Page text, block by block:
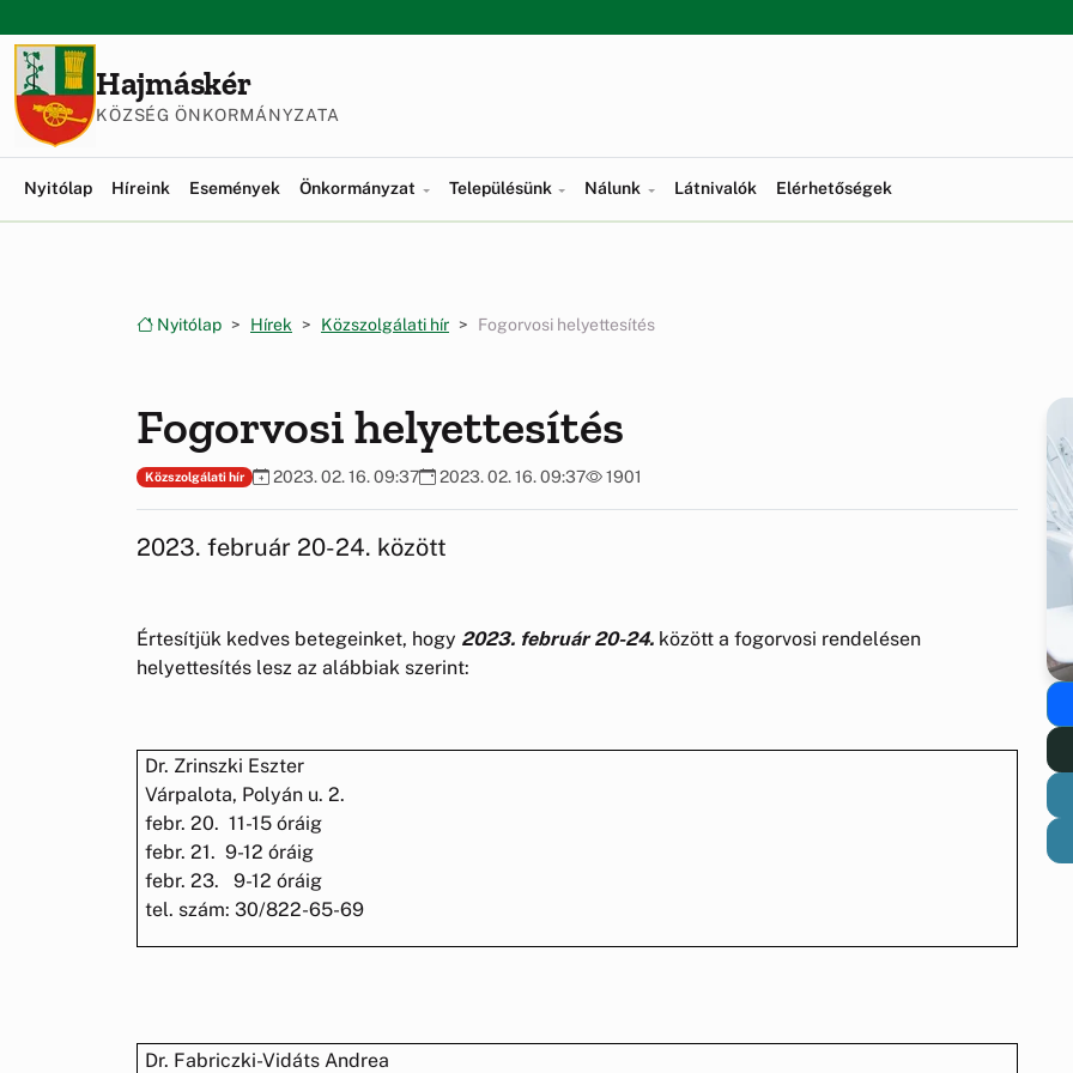
Hajmáskér
KÖZSÉG ÖNKORMÁNYZATA
Nyitólap Híreink Események Önkormányzat Településünk Nálunk Látnivalók Elérhetőségek
Nyitólap Hírek Közszolgálati hír Fogorvosi helyettesítés
Fogorvosi helyettesítés
Közszolgálati hír 2023. 02. 16. 09:37 2023. 02. 16. 09:37 1901
2023. február 20-24. között
Értesítjük kedves betegeinket, hogy 2023. február 20-24. között a fogorvosi rendelésen
helyettesítés lesz az alábbiak szerint:
Dr. Zrinszki Eszter
Várpalota, Polyán u. 2.
febr. 20. 11-15 óráig
febr. 21. 9-12 óráig
febr. 23. 9-12 óráig
tel. szám: 30/822-65-69
Dr. Fabriczki-Vidáts Andrea